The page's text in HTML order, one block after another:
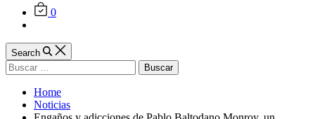
0
Search
Buscar:
Home
Noticias